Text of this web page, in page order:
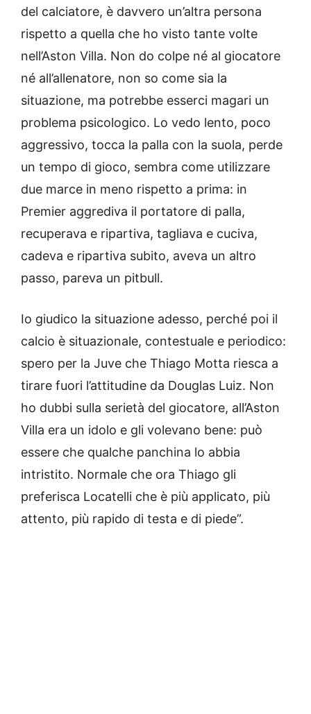
del calciatore, è davvero un’altra persona
rispetto a quella che ho visto tante volte
nell’Aston Villa. Non do colpe né al giocatore
né all’allenatore, non so come sia la
situazione, ma potrebbe esserci magari un
problema psicologico. Lo vedo lento, poco
aggressivo, tocca la palla con la suola, perde
un tempo di gioco, sembra come utilizzare
due marce in meno rispetto a prima: in
Premier aggrediva il portatore di palla,
recuperava e ripartiva, tagliava e cuciva,
cadeva e ripartiva subito, aveva un altro
passo, pareva un pitbull.
Io giudico la situazione adesso, perché poi il
calcio è situazionale, contestuale e periodico:
spero per la Juve che Thiago Motta riesca a
tirare fuori l’attitudine da Douglas Luiz. Non
ho dubbi sulla serietà del giocatore, all’Aston
Villa era un idolo e gli volevano bene: può
essere che qualche panchina lo abbia
intristito. Normale che ora Thiago gli
preferisca Locatelli che è più applicato, più
attento, più rapido di testa e di piede”.